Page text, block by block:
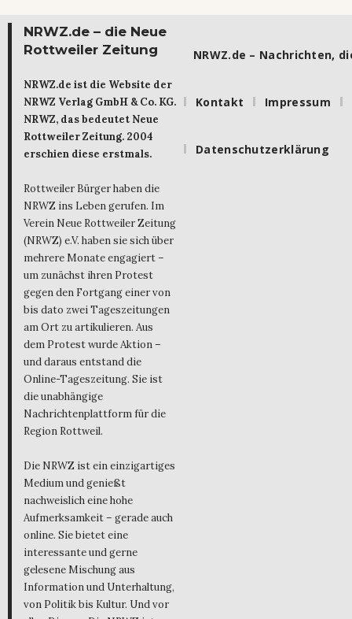
NRWZ.de – die Neue
Rottweiler Zeitung
NRWZ.de ist die Website der
NRWZ Verlag GmbH & Co. KG.
NRWZ, das bedeutet Neue
Rottweiler Zeitung. 2004
erschien diese erstmals.
Rottweiler Bürger haben die
NRWZ ins Leben gerufen. Im
Verein Neue Rottweiler Zeitung
(NRWZ) e.V. haben sie sich über
mehrere Monate engagiert –
um zunächst ihren Protest
gegen den Fortgang einer von
bis dato zwei Tageszeitungen
am Ort zu artikulieren. Aus
dem Protest wurde Aktion –
und daraus entstand die
Online-Tageszeitung. Sie ist
die unabhängige
Nachrichtenplattform für die
Region Rottweil.
Die NRWZ ist ein einzigartiges
Medium und genießt
nachweislich eine hohe
Aufmerksamkeit – gerade auch
online. Sie bietet eine
interessante und gerne
gelesene Mischung aus
Information und Unterhaltung,
von Politik bis Kultur. Und vor
NRWZ.de – Nachrichten,
Kontakt Impressum
Datenschutzerklärung